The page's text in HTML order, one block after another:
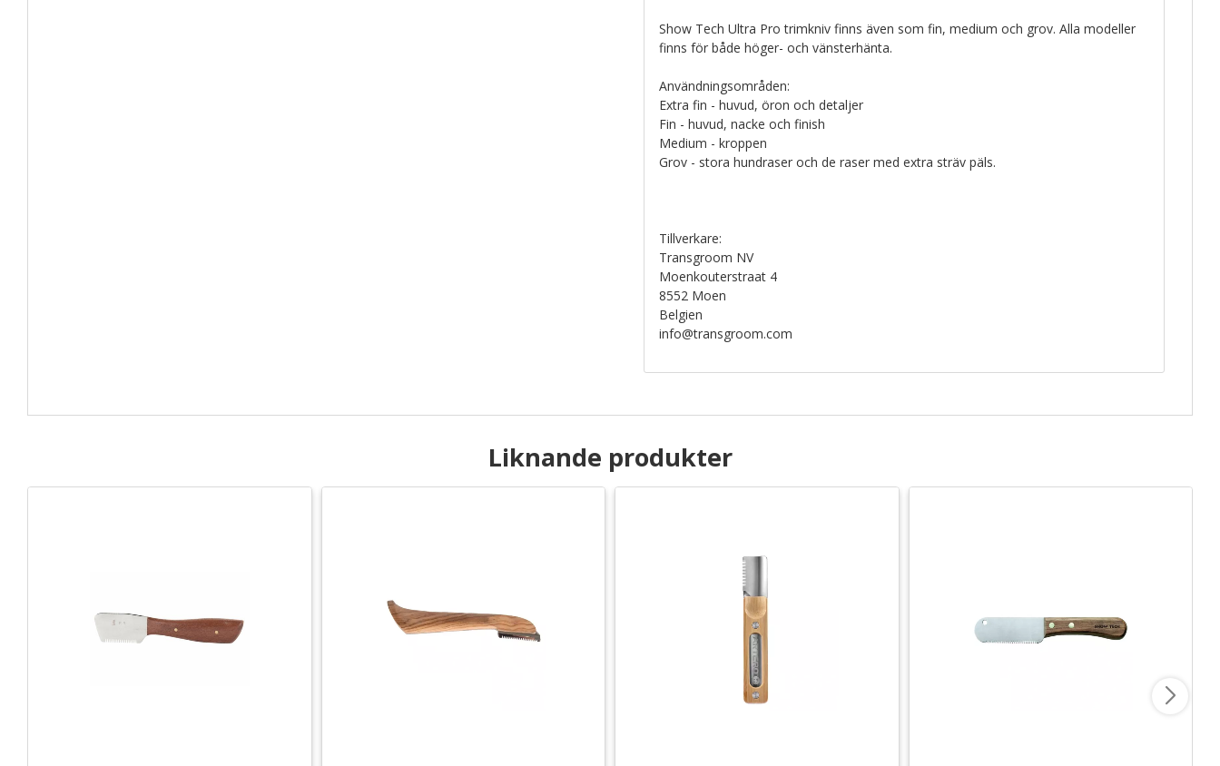
Show Tech Ultra Pro trimkniv finns även som fin, medium och grov. Alla modeller
finns för både höger- och vänsterhänta.
Användningsområden:
Extra fin - huvud, öron och detaljer
Fin - huvud, nacke och finish
Medium - kroppen
Grov - stora hundraser och de raser med extra sträv päls.
Tillverkare:
Transgroom NV
Moenkouterstraat 4
8552 Moen
Belgien
info@transgroom.com
Liknande produkter